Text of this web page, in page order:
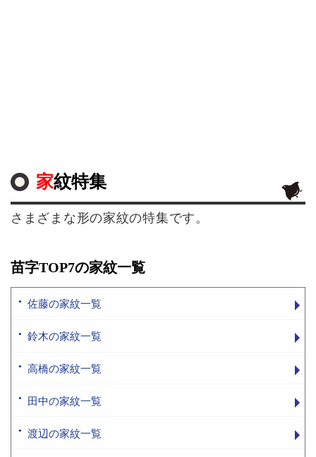
家紋特集
さまざまな形の家紋の特集です。
苗字TOP7の家紋一覧
佐藤の家紋一覧
鈴木の家紋一覧
高橋の家紋一覧
田中の家紋一覧
渡辺の家紋一覧